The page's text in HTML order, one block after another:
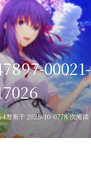
00021-
发布于 2025-10-0778 次阅读